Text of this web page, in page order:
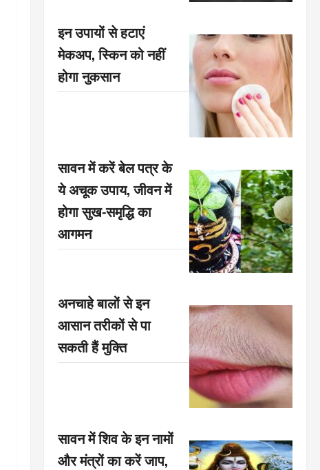
इन उपायों से हटाएं
मेकअप, स्किन को नहीं
होगा नुकसान
सावन में करें बेल पत्र के
ये अचूक उपाय, जीवन में
होगा सुख-समृद्धि का
आगमन
अनचाहे बालों से इन
आसान तरीकों से पा
सकती हैं मुक्ति
सावन में शिव के इन नामों
और मंत्रों का करें जाप,